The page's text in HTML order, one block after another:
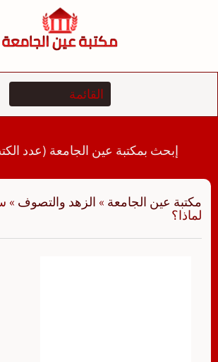
إبحث بمكتبة عين الجامعة (عدد الكتب:
مكتبة عين الجامعة » الزهد والتصوف »
لماذا؟